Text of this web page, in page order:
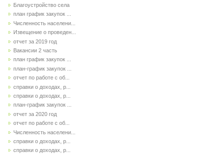
Благоустройство села
план график закупок ...
Численность населени...
Извещение о проведен...
отчет за 2019 год
Вакансии 2 часть
план график закупок ...
план-график закупок ...
отчет по работе с об...
справки о доходах, р...
справки о доходах, р...
план-график закупок ...
отчет за 2020 год
отчет по работе с об...
Численность населени...
справки о доходах, р...
справки о доходах, р...